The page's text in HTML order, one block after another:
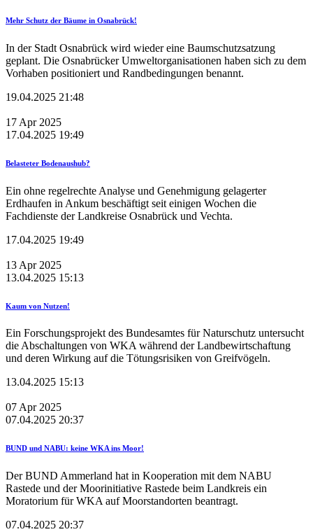
Mehr Schutz der Bäume in Osnabrück!
In der Stadt Osnabrück wird wieder eine Baumschutzsatzung
geplant. Die Osnabrücker Umweltorganisationen haben sich zu dem
Vorhaben positioniert und Randbedingungen benannt.
19.04.2025 21:48
17 Apr 2025
17.04.2025 19:49
Belasteter Bodenaushub?
Ein ohne regelrechte Analyse und Genehmigung gelagerter
Erdhaufen in Ankum beschäftigt seit einigen Wochen die
Fachdienste der Landkreise Osnabrück und Vechta.
17.04.2025 19:49
13 Apr 2025
13.04.2025 15:13
Kaum von Nutzen!
Ein Forschungsprojekt des Bundesamtes für Naturschutz untersucht
die Abschaltungen von WKA während der Landbewirtschaftung
und deren Wirkung auf die Tötungsrisiken von Greifvögeln.
13.04.2025 15:13
07Apr 2025
07.04.2025 20:37
BUND und NABU: keine WKA ins Moor!
Der BUND Ammerland hat in Kooperation mit dem NABU
Rastede und der Moorinitiative Rastede beim Landkreis ein
Moratorium für WKA auf Moorstandorten beantragt.
07.04.2025 20:37